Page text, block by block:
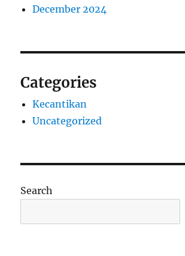
December 2024
Categories
Kecantikan
Uncategorized
Search